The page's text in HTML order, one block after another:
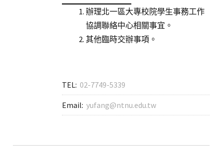
辦理北一區大專校院學生事務工作
協調聯絡中心相關事宜。
其他臨時交辦事項。
TEL: 02-7749-5339
Email: yufang@ntnu.edu.tw